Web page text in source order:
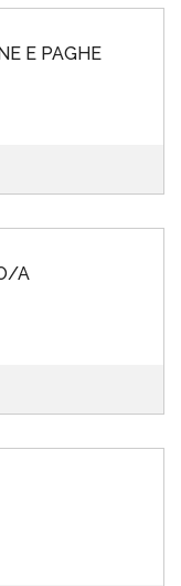
E PAGHE
A